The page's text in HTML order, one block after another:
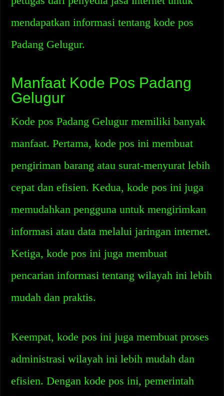
mendapatkan informasi tentang kode pos
Padang Gelugur.
Manfaat Kode Pos Padang
Gelugur
Kode pos Padang Gelugur memiliki banyak
manfaat. Pertama, kode pos ini membuat
pengiriman barang atau surat-menyurat lebih
cepat dan efisien. Kedua, kode pos ini juga
memudahkan pengguna untuk mengirimkan
informasi atau data melalui jaringan internet.
Ketiga, kode pos ini juga membuat
pencarian informasi tentang wilayah ini lebih
mudah dan praktis.
Keempat, kode pos ini juga membuat proses
administrasi wilayah ini lebih mudah dan
efisien. Dengan kode pos ini, pemerintah